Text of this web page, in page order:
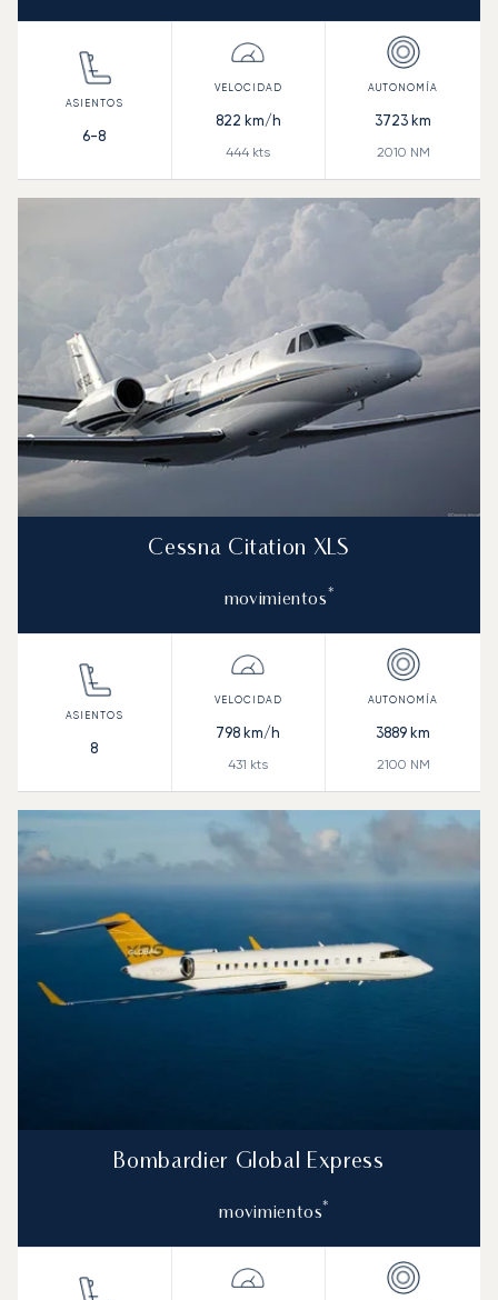
6-8
822 km/h
444 kts
3723 km
2010 NM
Cessna Citation XLS
movimientos*
8
798 km/h
431 kts
3889 km
2100 NM
Bombardier Global Express
movimientos*